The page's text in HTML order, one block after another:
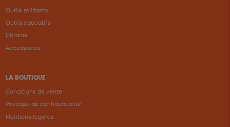
Outils militants
Outils éducatifs
Librairie
Accessoires
LA BOUTIQUE
Conditions de vente
Politique de confidentialité
Mentions légales